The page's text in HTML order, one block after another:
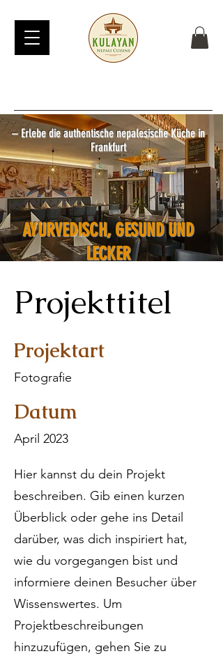
– Erlebe die authentische nepalesische Küche in
Frankfurt
AYURVEDISCH, GESUND UND
LECKER
Projekttitel
Projektart
Fotografie
Datum
April 2023
Hier kannst du dein Projekt
beschreiben. Gib einen kurzen
Überblick oder gehe ins Detail
darüber, was dich inspiriert hat,
wie du vorgegangen bist und
informiere deinen Besucher über
Wissenswertes. Um
Projektbeschreibungen
hinzuzufügen, gehen Sie zu